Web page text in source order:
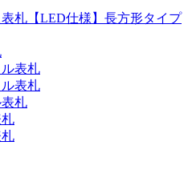
表札【LED仕様】長方形タイプ
表札
表札
札